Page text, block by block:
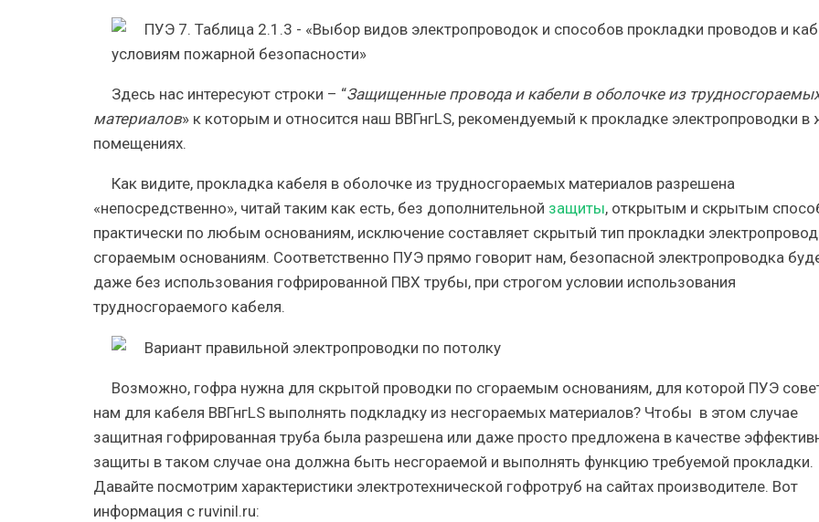
Здесь нас интересуют строки – “Защищенные провода и кабели в оболочке из
материалов» к которым и относится наш ВВГнгLS, рекомендуемый к прокладке электропроводки в
помещениях.
Как видите, прокладка кабеля в оболочке из трудносгораемых материалов разрешена
«непосредственно», читай таким как есть, без дополнительной защиты, открытым и скрытым
практически по любым основаниям, исключение составляет скрытый тип прокладки
сгораемым основаниям. Соответственно ПУЭ прямо говорит нам, безопасной электропроводка
даже без использования гофрированной ПВХ трубы, при строгом условии использования
трудносгораемого кабеля.
Возможно, гофра нужна для скрытой проводки по сгораемым основаниям, для которой ПУЭ
нам для кабеля ВВГнгLS выполнять подкладку из несгораемых материалов? Чтобы в этом случае
защитная гофрированная труба была разрешена или даже просто предложена в качестве
защиты в таком случае она должна быть несгораемой и выполнять функцию требуемой прокладки.
Давайте посмотрим характеристики электротехнической гофротруб на сайтах производителе. Вот
информация с ruvinil.ru: